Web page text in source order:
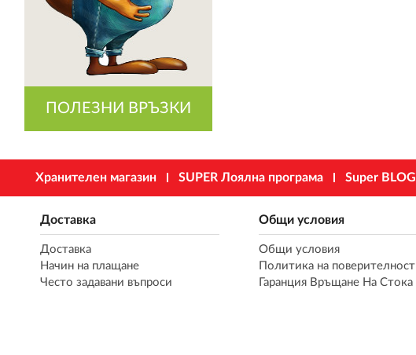
ПОЛЕЗНИ ВРЪЗКИ
Хранителен магазин SUPER Лоялна програма Super BLOG
Доставка
Доставка
Начин на плащане
Често задавани въпроси
Общи условия
Общи условия
Политика на поверителност
Гаранция Връщане На Стока